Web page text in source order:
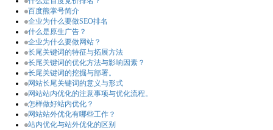
百度熊掌号简介
企业为什么要做SEO排名
什么是原生广告？
企业为什么要做网站？
长尾关键词的特征与拓展方法
长尾关键词的优化方法与影响因素？
长尾关键词的挖掘与部署。
网站长尾关键词的意义与形式
网站站内优化的注意事项与优化流程。
怎样做好站内优化？
网站站外优化有哪些工作？
站内优化与站外优化的区别